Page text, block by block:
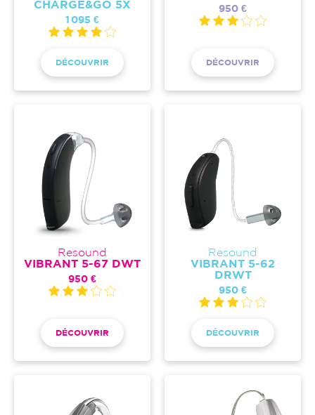
CHARGE&GO 5X
1 095 €
DÉCOUVRIR
950 €
DÉCOUVRIR
Resound
VIBRANT 5-67 DWT
950 €
DÉCOUVRIR
Resound
VIBRANT 5-62
DRWT
950 €
DÉCOUVRIR